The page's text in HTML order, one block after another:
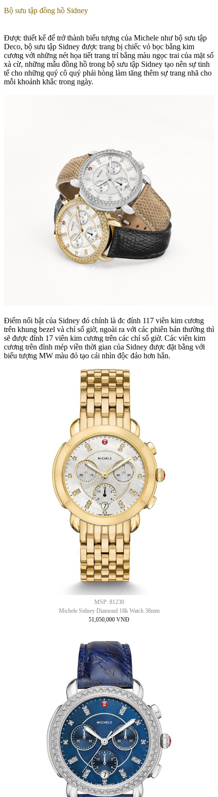
Bộ sưu tập đồng hồ Sidney
Được thiết kế để trở thành biểu tượng của Michele như bộ sưu tập
Deco, bộ sưu tập Sidney được trang bị chiếc vỏ bọc bằng kim
cương với những nét họa tiết trang trí bằng màu ngọc trai của mặt số
xà cừ, những mẫu đồng hồ trong bộ sưu tập Sidney tạo nên sự tinh
tế cho những quý cô quý phái hòng làm tăng thêm sự trang nhã cho
mỗi khoảnh khắc trong ngày.
Điểm nổi bật của Sidney đó chính là đc đính 117 viên kim cương
trên khung bezel và chỉ số giờ, ngoài ra với các phiên bản thường thì
sẽ được đính 17 viên kim cương trên các chỉ số giờ. Các viên kim
cương trên đỉnh mép viền thời gian của Sidney được đặt bằng với
biểu tượng MW màu đỏ tạo cái nhìn độc đáo hơn hẳn.
MSP: 81230
Michele Sidney Diamond 18k Watch 38mm
51,050,000 VNĐ